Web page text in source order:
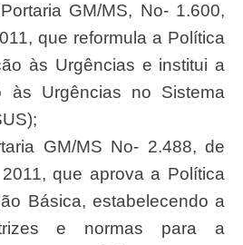
GM/MS, No- 1.600,
que reformula a Política
às Urgências e institui a
às Urgências no Sistema
GM/MS No- 2.488, de
que aprova a Política
Básica, estabelecendo a
e normas para a